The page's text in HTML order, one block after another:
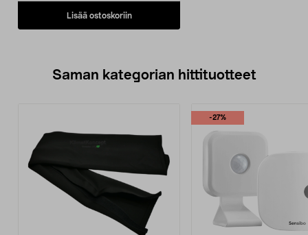
Lisää ostoskoriin
Saman kategorian hittituotteet
-27%